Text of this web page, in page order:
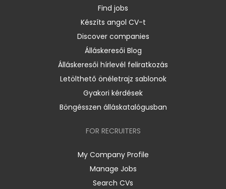
Find jobs
Készíts angol CV-t
Discover companies
Álláskeresői Blog
Álláskeresői hírlevél feliratkozás
Letölthető önéletrajz sablonok
Gyakori kérdések
Böngésszen álláskatalógusban
FOR RECRUITERS
My Company Profile
Manage Jobs
Search CVs